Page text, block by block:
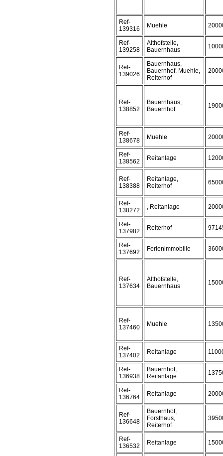
Ref-
139316
Muehle
Ref-
139258
Althofstelle,
Bauernhaus
Ref-
139026
Bauernhaus,
Bauernhof, Muehle,
Reiterhof
Ref-
138852
Bauernhaus,
Bauernhof
Ref-
138678
Muehle
Ref-
138562
Reitanlage
Ref-
138388
Reitanlage,
Reiterhof
Ref-
138272
, Reitanlage
Ref-
137982
Reiterhof
Ref-
137692
Ferienimmobilie
Ref-
137634
Althofstelle,
Bauernhaus
Ref-
137460
Muehle
Ref-
137402
Reitanlage
Ref-
136938
Bauernhof,
Reitanlage
Ref-
136764
Reitanlage
Ref-
136648
Bauernhof,
Forsthaus,
Reiterhof
Ref-
136532
Reitanlage